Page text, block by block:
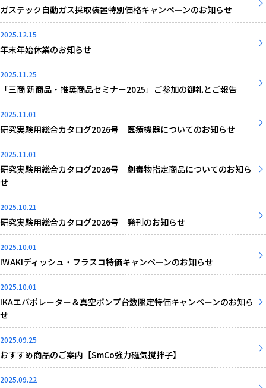
ガステック自動ガス採取装置特別価格キャンペーンのお知らせ
2025.12.15
年末年始休業のお知らせ
2025.11.25
「三商 新商品・推奨商品セミナー2025」ご参加の御礼とご報告
2025.11.01
研究実験用総合カタログ2026号 医療機器についてのお知らせ
2025.11.01
研究実験用総合カタログ2026号 劇毒物指定商品についてのお知ら
せ
2025.10.21
研究実験用総合カタログ2026号 発刊のお知らせ
2025.10.01
IWAKIディッシュ・フラスコ特価キャンペーンのお知らせ
2025.10.01
IKAエバポレーター＆真空ポンプ台数限定特価キャンペーンのお知ら
せ
2025.09.25
おすすめ商品のご案内【SmCo強力磁気撹拌子】
2025.09.22